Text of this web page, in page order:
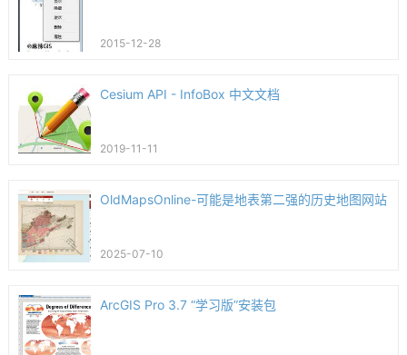
2015-12-28
Cesium API - InfoBox 中文文档
2019-11-11
OldMapsOnline-可能是地表第二强的历史地图网站
2025-07-10
ArcGIS Pro 3.7 “学习版”安装包